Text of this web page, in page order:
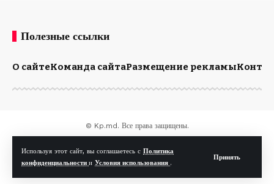
Используя этот сайт, вы соглашаетесь с Политика
конфиденциальности и Условия использования .
Принять
Полезные ссылки
О сайтеКоманда сайтаРазмещение рекламы
© Kp.md. Все права защищены.